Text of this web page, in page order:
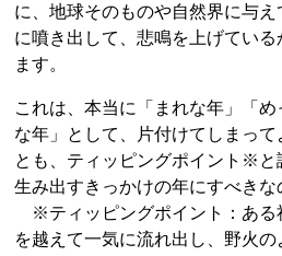
に、地球そのものや自然界に与
に噴き出して、悲鳴を上げている
ます。
これは、本当に「まれな年」「
な年」として、片付けてしまっ
とも、ティッピングポイント※と
生み出すきっかけの年にすべきな
※ティッピングポイント：ある
を越えて一気に流れ出し、野火